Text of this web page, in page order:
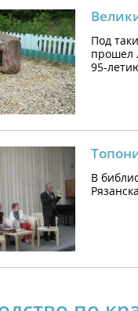
Под
прошел
95-
В